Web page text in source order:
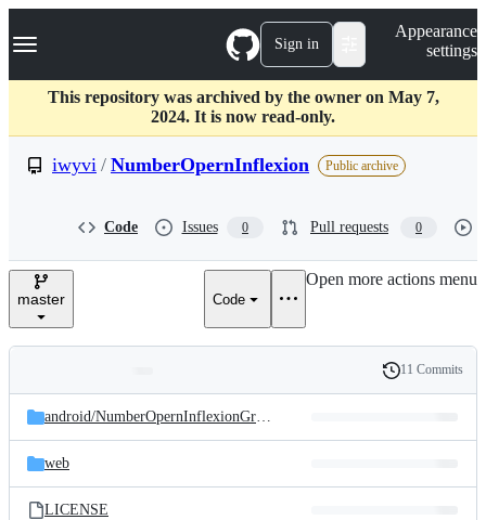
k
p
c
Navigation Menu Sign in
Appearance
settings
This repository was archived by the owner on May 7,
2024. It is now read-only.
iwyvi / NumberOpernInflexion Public archive
Code Issues 0 Pull requests 0
master Code
Open more actions menu
and
files
Latest
commit
History
11 Commits
android/NumberOpernInflexionGradle
web
LICENSE